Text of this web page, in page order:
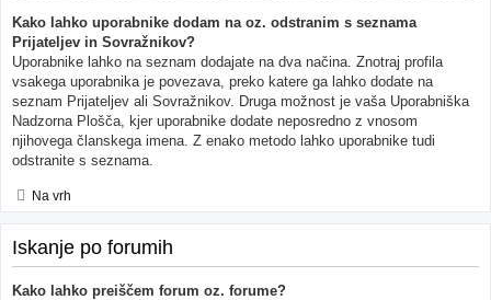
Kako lahko uporabnike dodam na oz. odstranim s seznama
Prijateljev in Sovražnikov?
Uporabnike lahko na seznam dodajate na dva načina. Znotraj profila
vsakega uporabnika je povezava, preko katere ga lahko dodate na
seznam Prijateljev ali Sovražnikov. Druga možnost je vaša Uporabniška
Nadzorna Plošča, kjer uporabnike dodate neposredno z vnosom
njihovega članskega imena. Z enako metodo lahko uporabnike tudi
odstranite s seznama.
Na vrh
Iskanje po forumih
Kako lahko preiščem forum oz. forume?